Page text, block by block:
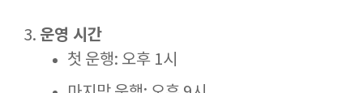
운영 시간
첫 운행: 오후 1시